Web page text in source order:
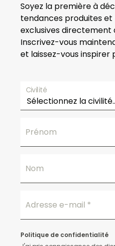
Soyez la première à
tendances produites
exclusives
Inscrivez-vous
et laissez-vous inspirer
Civilité
Prénom
Nom
Adresse e-mail *
Politique de confidentialité